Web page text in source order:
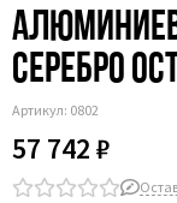
серебро
Артикул: 0802
57 742 ₽